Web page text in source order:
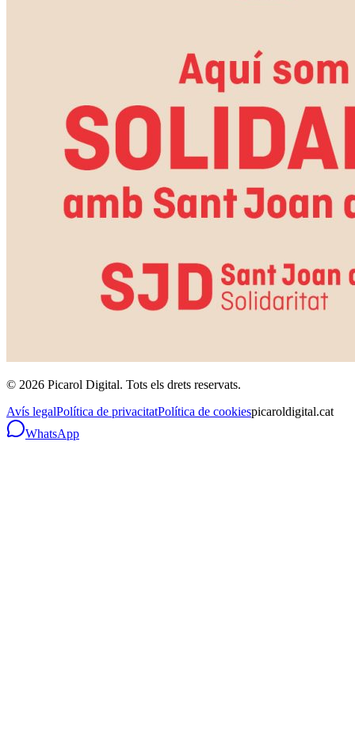
© 2026 Picarol Digital. Tots els drets reservats.
Avís legalPolítica de privacitatPolítica de cookiespicaroldigital.cat
WhatsApp